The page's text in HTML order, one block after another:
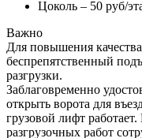
Цоколь – 50 руб/
Важно
Для повышения
беспрепятственный
разгрузки.
Заблаговременно
открыть ворота для
грузовой лифт
разгрузочных работ